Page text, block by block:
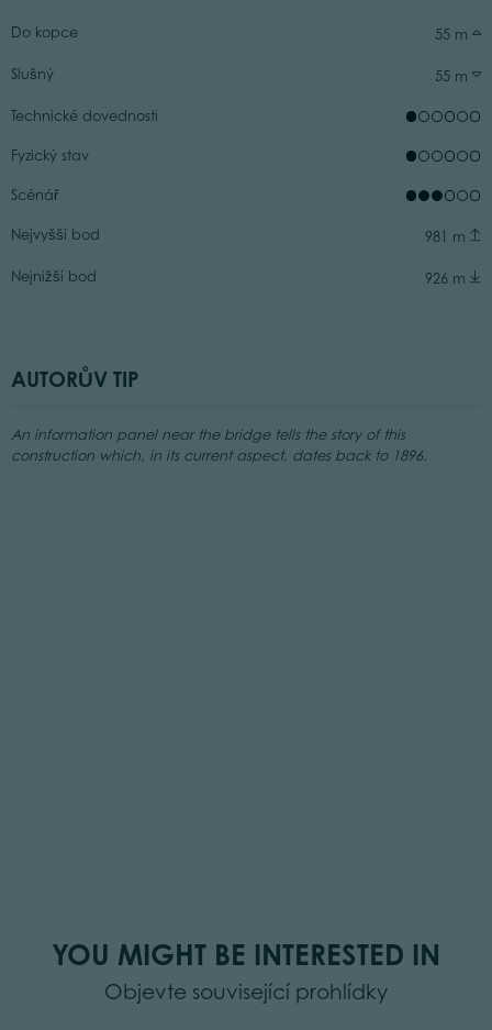
Do kopce 55 m
Slušný 55 m
Technické dovednosti
Fyzický stav
Scénář
Nejvyšší bod 981 m
Nejnižší bod 926 m
AUTORŮV TIP
An information panel near the bridge tells the story of this
construction which, in its current aspect, dates back to 1896.
YOU MIGHT BE INTERESTED IN
Objevte související prohlídky